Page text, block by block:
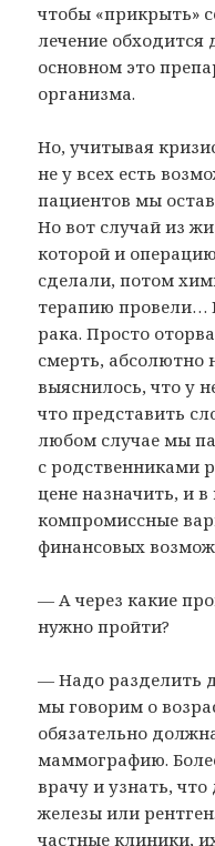
чтобы «прикрыть»
лечение обходится
основном это
организма.
Но, учитывая
не у всех есть
пациентов мы
Но вот случай из
которой и
сделали, потом
терапию провели…
рака. Просто
смерть, абсолютно
выяснилось, что у
что представить
любом случае мы
с родственниками
цене назначить, и
компромиссные
финансовых
— А через какие
нужно пройти?
— Надо разделить
мы говорим о
обязательно
маммографию.
врачу и узнать,
железы или
частные клиники,